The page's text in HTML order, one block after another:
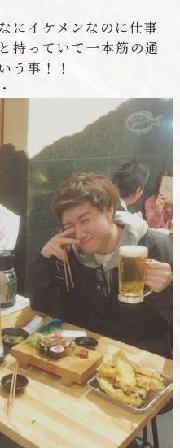
にイケメンなのに仕事
持っていて一本筋の通
う事！！